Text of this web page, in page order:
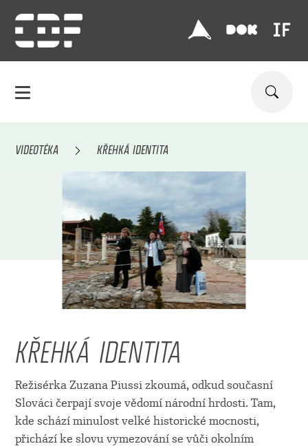
VIDEOTÉKA KŘEHKÁ IDENTITA
KŘEHKÁ IDENTITA
Režisérka Zuzana Piussi zkoumá, odkud současní
Slováci čerpají svoje vědomí národní hrdosti. Tam,
kde schází minulost velké historické mocnosti,
přichází ke slovu vymezování se vůči okolním